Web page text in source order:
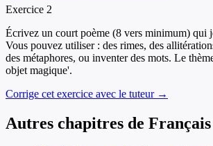
Exercice 2
Écrivez un court poème (8 vers minimum) qui
Vous pouvez utiliser : des rimes, des
des métaphores, ou inventer des mots. Le
objet magique'.
Corrige cet exercice avec le tuteur →
Autres chapitres de Français